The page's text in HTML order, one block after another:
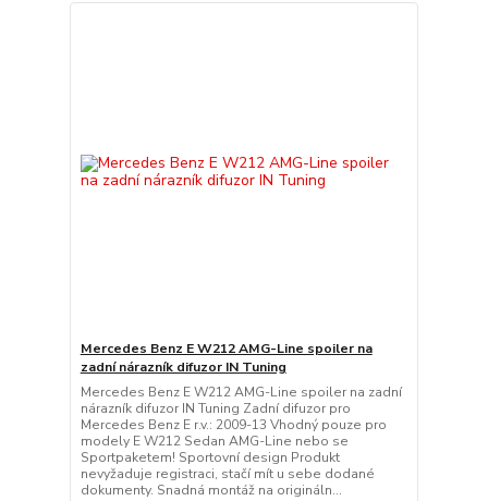
Mercedes Benz E W212 AMG-Line spoiler na
zadní nárazník difuzor IN Tuning
Mercedes Benz E W212 AMG-Line spoiler na zadní
nárazník difuzor IN Tuning Zadní difuzor pro
Mercedes Benz E r.v.: 2009-13 Vhodný pouze pro
modely E W212 Sedan AMG-Line nebo se
Sportpaketem! Sportovní design Produkt
nevyžaduje registraci, stačí mít u sebe dodané
dokumenty. Snadná montáž na origináln...